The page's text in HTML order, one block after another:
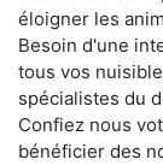
éloigner les
Besoin d'une
tous vos
spécialistes du
Confiez nous
bénéficier des